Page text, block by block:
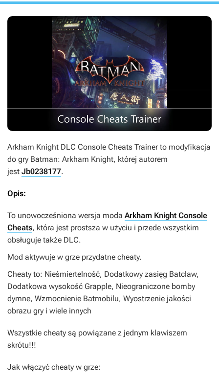
Arkham Knight DLC Console Cheats Trainerto modyfikacja
do gry Batman: Arkham Knight, której autorem
jest Jb0238177.
Opis:
To unowocześniona wersja moda Arkham Knight Console
Cheats, która jest prostsza w użyciu i przede wszystkim
obsługuje także DLC.
Mod aktywuje w grze przydatne cheaty.
Cheaty to: Nieśmiertelność, Dodatkowy zasięg Batclaw,
Dodatkowa wysokość Grapple, Nieograniczone bomby
dymne, Wzmocnienie Batmobilu, Wyostrzenie jakości
obrazu gry i wiele innych
Wszystkie cheaty są powiązane z jednym klawiszem
skrótu!!!
Jak włączyć cheaty w grze: